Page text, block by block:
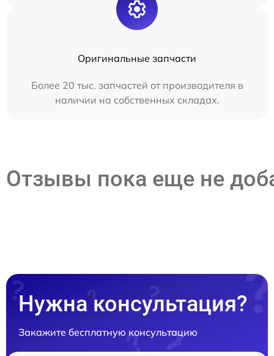
Оригинальные запчасти
Более 20 тыс. запчастей от производителя в
наличии на собственных складах.
Отзывы пока еще не
Нужна консультация?
Закажите бесплатную консультацию